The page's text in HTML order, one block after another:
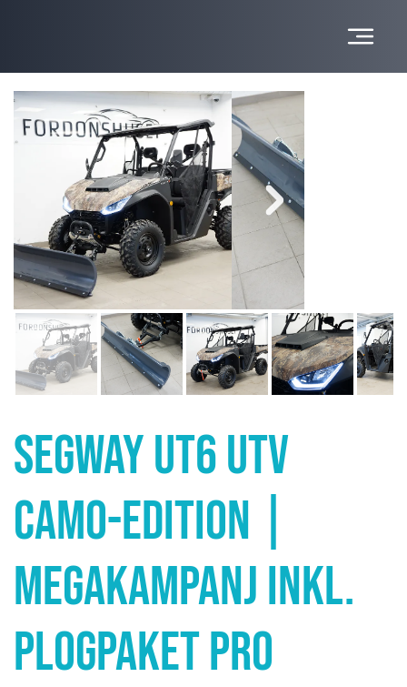
Segway UT6 UTV
CAMO-EDITION |
MEGAKAMPANJ INKL.
PLOGPAKET PRO